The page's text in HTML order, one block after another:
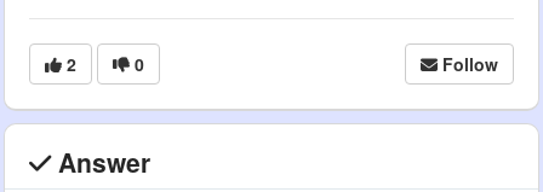
2 0 Follow
Answer